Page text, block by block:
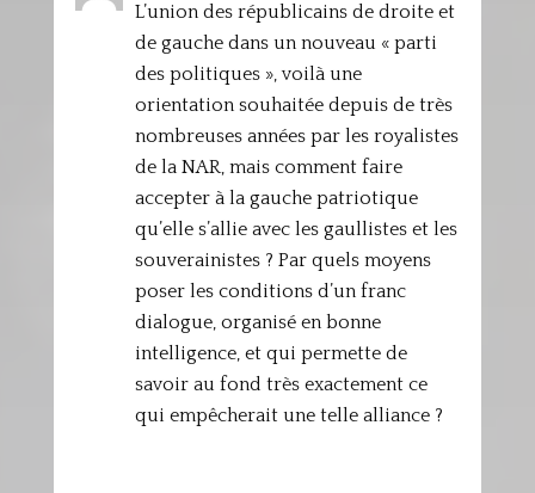
L’union des républicains de droite et
de gauche dans un nouveau « parti
des politiques », voilà une
orientation souhaitée depuis de très
nombreuses années par les royalistes
de la NAR, mais comment faire
accepter à la gauche patriotique
qu’elle s’allie avec les gaullistes et les
souverainistes ? Par quels moyens
poser les conditions d’un franc
dialogue, organisé en bonne
intelligence, et qui permette de
savoir au fond très exactement ce
qui empêcherait une telle alliance ?